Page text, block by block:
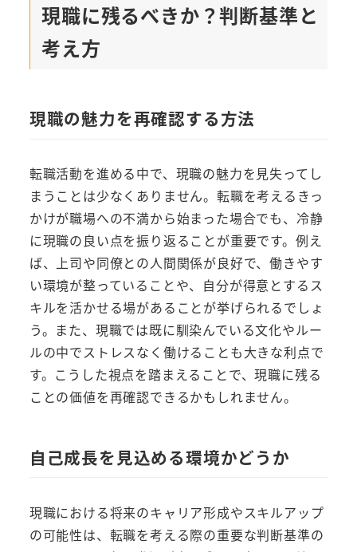
現職に残るべきか？判断基準と
考え方
現職の魅力を再確認する方法
転職活動を進める中で、現職の魅力を見失ってし
まうことは少なくありません。転職を考えるきっ
かけが職場への不満から始まった場合でも、冷静
に現職の良い点を振り返ることが重要です。例え
ば、上司や同僚との人間関係が良好で、働きやす
い環境が整っていることや、自分が得意とするス
キルを活かせる場があることが挙げられるでしょ
う。また、現職では既に馴染んでいる文化やルー
ルの中でストレスなく働けることも大きな利点で
す。こうした視点を踏まえることで、現職に残る
ことの価値を再確認できるかもしれません。
自己成長を見込める環境かどうか
現職における将来のキャリア形成やスキルアップ
の可能性は、転職を考える際の重要な判断基準の